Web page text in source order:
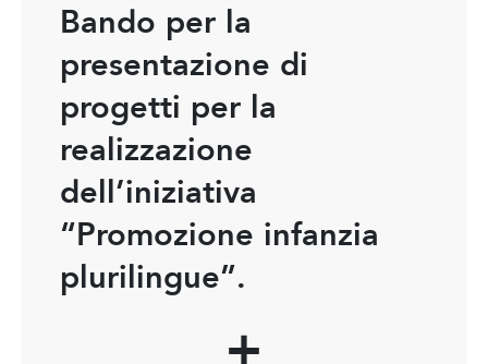
Bando per la
presentazione di
progetti per la
realizzazione
dell’iniziativa
“Promozione infanzia
plurilingue”.